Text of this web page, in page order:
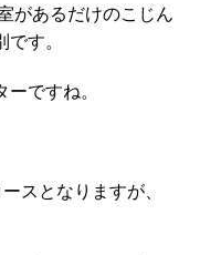
があるだけのこじん
す。
ですね。
スとなりますが、